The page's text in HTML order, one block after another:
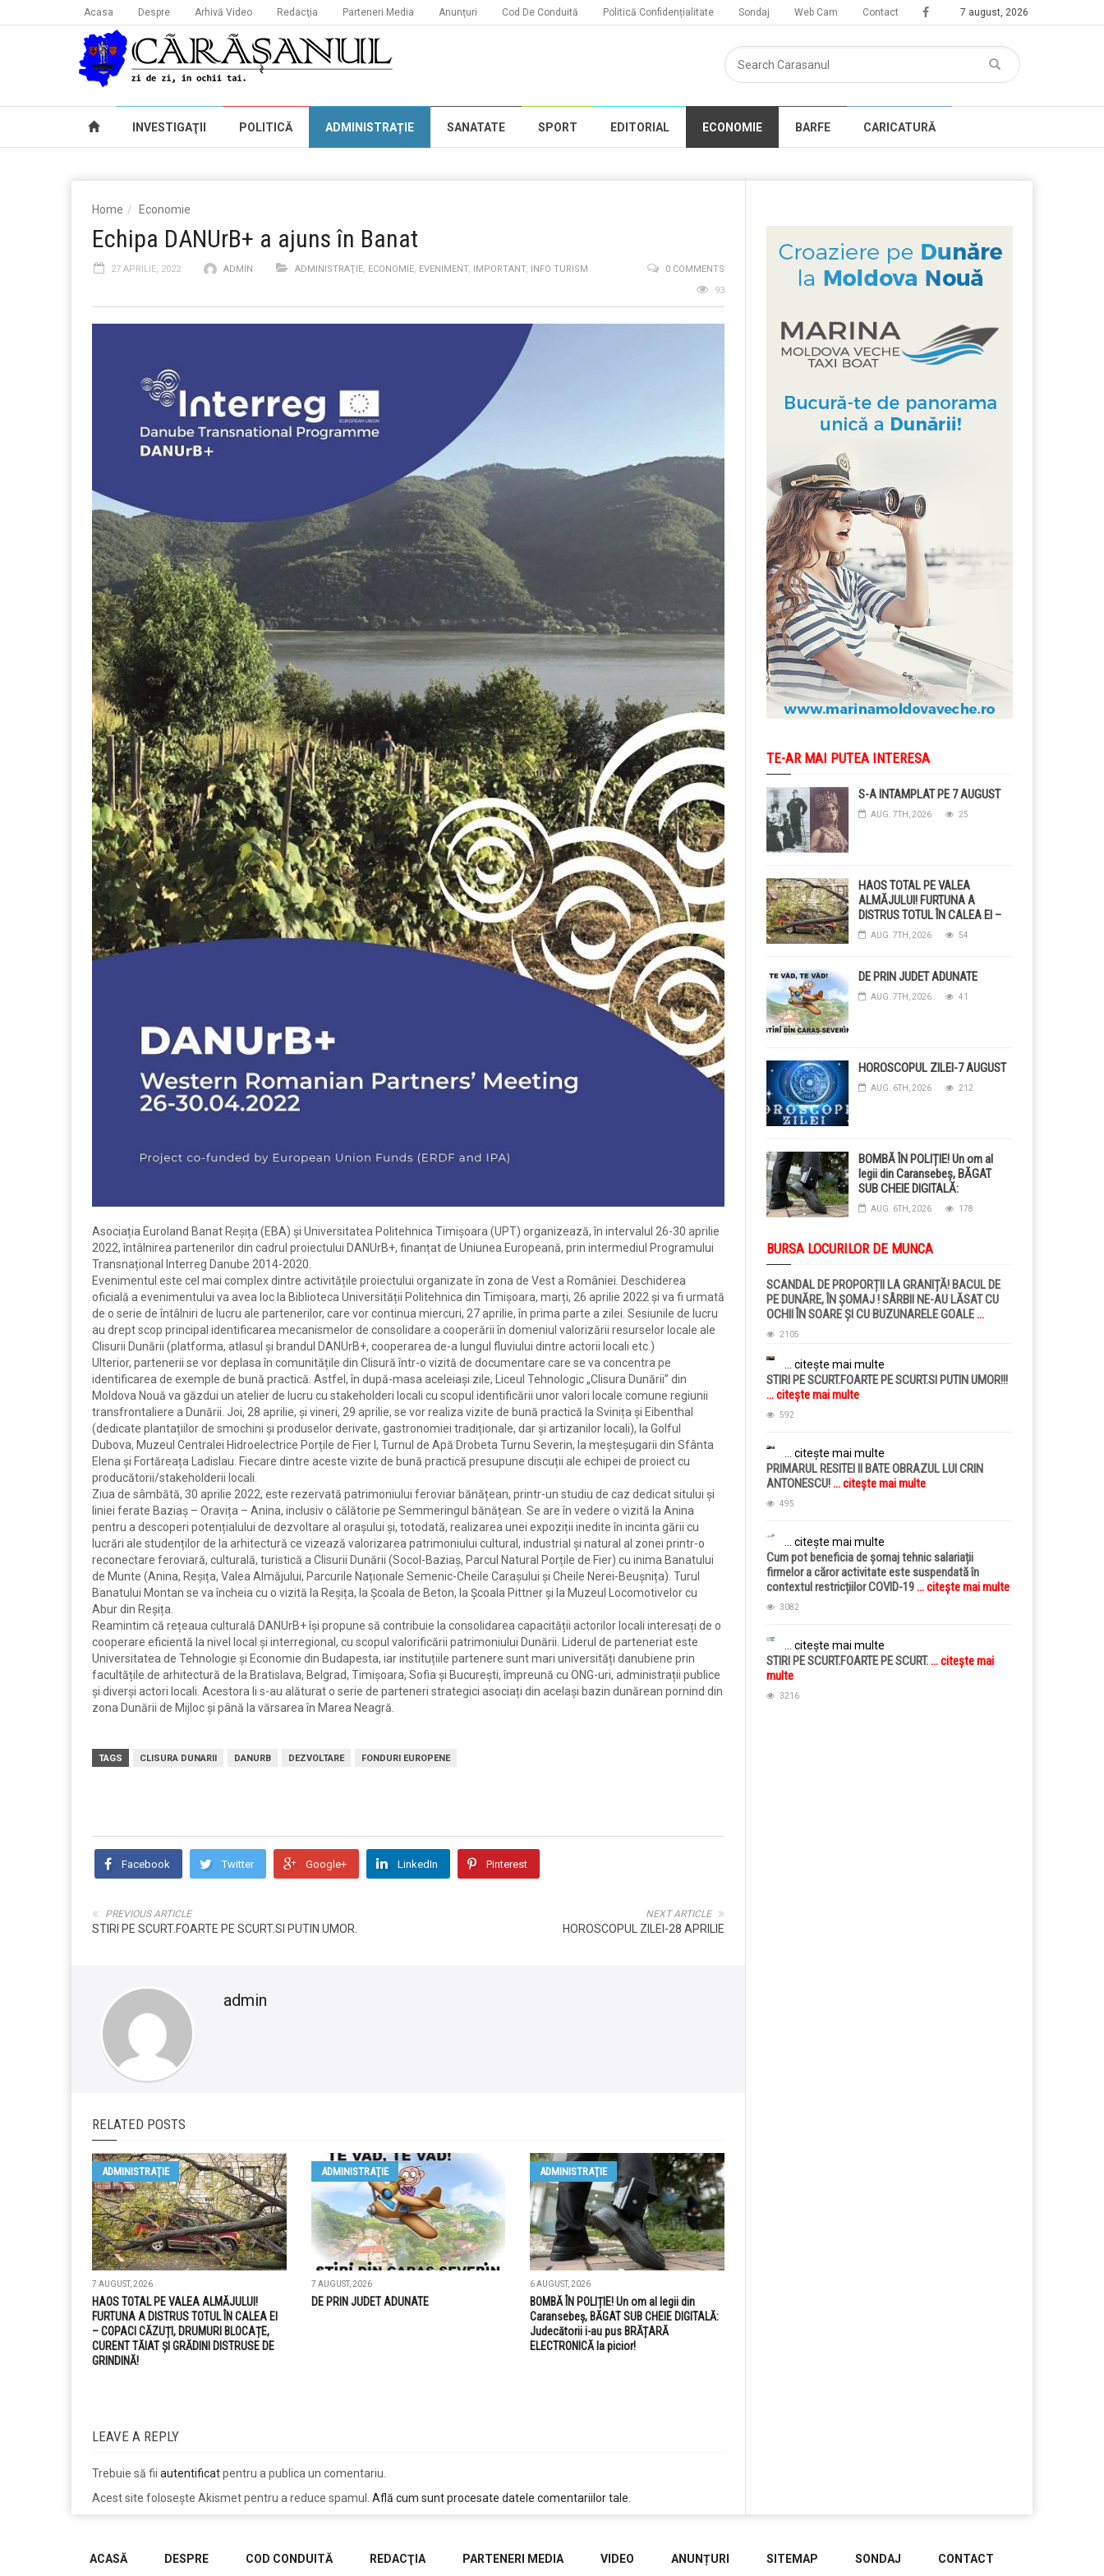
7 august, 2026
Acasa Despre Arhivă Video Redacţia Parteneri Media Anunțuri Cod De Conduită Politică Confidențialitate Sondaj Web Cam Contact
INVESTIGAŢII POLITICĂ ADMINISTRAȚIE SANATATE SPORT EDITORIAL ECONOMIE BARFE CARICATURĂ
Home Economie
Echipa DANUrB+ a ajuns în Banat
27 APRILIE, 2022 ADMIN ADMINISTRAŢIE, ECONOMIE, EVENIMENT, IMPORTANT, INFO TURISM
0 COMMENTS
93
Asociația Euroland Banat Reșița (EBA) și Universitatea Politehnica Timișoara (UPT) organizează, în intervalul 26-30 aprilie
2022, întâlnirea partenerilor din cadrul proiectului DANUrB+, finanțat de Uniunea Europeană, prin intermediul Programului
Transnațional Interreg Danube 2014-2020.
Evenimentul este cel mai complex dintre activitățile proiectului organizate în zona de Vest a României. Deschiderea
oficială a evenimentului va avea loc la Biblioteca Universității Politehnica din Timișoara, marți, 26 aprilie 2022 și va fi urmată
de o serie de întâlniri de lucru ale partenerilor, care vor continua miercuri, 27 aprilie, în prima parte a zilei. Sesiunile de lucru
au drept scop principal identificarea mecanismelor de consolidare a cooperării în domeniul valorizării resurselor locale ale
Clisurii Dunării (platforma, atlasul și brandul DANUrB+, cooperarea de-a lungul fluviului dintre actorii locali etc.)
Ulterior, partenerii se vor deplasa în comunitățile din Clisură într-o vizită de documentare care se va concentra pe
identificarea de exemple de bună practică. Astfel, în după-masa aceleiași zile, Liceul Tehnologic „Clisura Dunării” din
Moldova Nouă va găzdui un atelier de lucru cu stakeholderi locali cu scopul identificării unor valori locale comune regiunii
transfrontaliere a Dunării. Joi, 28 aprilie, și vineri, 29 aprilie, se vor realiza vizite de bună practică la Svinița și Eibenthal
(dedicate plantațiilor de smochini și produselor derivate, gastronomiei tradiționale, dar și artizanilor locali), la Golful
Dubova, Muzeul Centralei Hidroelectrice Porțile de Fier I, Turnul de Apă Drobeta Turnu Severin, la meșteșugarii din Sfânta
Elena și Fortăreața Ladislau. Fiecare dintre aceste vizite de bună practică presupune discuții ale echipei de proiect cu
producătorii/stakeholderii locali.
Ziua de sâmbătă, 30 aprilie 2022, este rezervată patrimoniului feroviar bănățean, printr-un studiu de caz dedicat sitului și
liniei ferate Baziaș – Oravița – Anina, inclusiv o călătorie pe Semmeringul bănățean. Se are în vedere o vizită la Anina
pentru a descoperi potențialului de dezvoltare al orașului și, totodată, realizarea unei expoziții inedite în incinta gării cu
lucrări ale studenților de la arhitectură ce vizează valorizarea patrimoniului cultural, industrial și natural al zonei printr-o
reconectare feroviară, culturală, turistică a Clisurii Dunării (Socol-Baziaș, Parcul Natural Porțile de Fier) cu inima Banatului
de Munte (Anina, Reșița, Valea Almăjului, Parcurile Naționale Semenic-Cheile Carașului și Cheile Nerei-Beușnița). Turul
Banatului Montan se va încheia cu o vizită la Reșița, la Școala de Beton, la Școala Pittner și la Muzeul Locomotivelor cu
Abur din Reșița.
Reamintim că rețeaua culturală DANUrB+ își propune să contribuie la consolidarea capacității actorilor locali interesați de o
cooperare eficientă la nivel local și interregional, cu scopul valorificării patrimoniului Dunării. Liderul de parteneriat este
Universitatea de Tehnologie și Economie din Budapesta, iar instituțiile partenere sunt mari universități danubiene prin
facultățile de arhitectură de la Bratislava, Belgrad, Timișoara, Sofia și București, împreună cu ONG-uri, administrații publice
și diverși actori locali. Acestora li s-au alăturat o serie de parteneri strategici asociați din același bazin dunărean pornind din
zona Dunării de Mijloc și până la vărsarea în Marea Neagră.
TAGS CLISURA DUNARII DANURB DEZVOLTARE FONDURI EUROPENE
Facebook Twitter Google+ LinkedIn Pinterest
NEXT ARTICLE
HOROSCOPUL ZILEI-28 APRILIE
PREVIOUS ARTICLE
STIRI PE SCURT.FOARTE PE SCURT.SI PUTIN UMOR.
admin
RELATED POSTS
ADMINISTRAŢIE
7 AUGUST, 2026
HAOS TOTAL PE VALEA ALMĂJULUI!
FURTUNA A DISTRUS TOTUL ÎN CALEA EI
– COPACI CĂZUȚI, DRUMURI BLOCAȚE,
CURENT TĂIAT ȘI GRĂDINI DISTRUSE DE
GRINDINĂ!
ADMINISTRAŢIE
7 AUGUST, 2026
DE PRIN JUDET ADUNATE
ADMINISTRAŢIE
6 AUGUST, 2026
BOMBĂ ÎN POLIȚIE! Un om al legii din
Caransebeș, BĂGAT SUB CHEIE DIGITALĂ:
Judecătorii i-au pus BRĂȚARĂ
ELECTRONICĂ la picior!
LEAVE A REPLY
Trebuie să fii autentificatpentru a publica un comentariu.
Acest site folosește Akismet pentru a reduce spamul. Află cum sunt procesate datele comentariilor tale
TE-AR MAI PUTEA INTERESA
S-A INTAMPLAT PE 7 AUGUST
AUG. 7TH, 2026 25
HAOS TOTAL PE VALEA
ALMĂJULUI! FURTUNA A
DISTRUS TOTUL ÎN CALEA EI –
COPACI CĂZUȚI, DRUMURI
BLOCAȚE, CURENT TĂIAT ȘI
GRINDINĂ!
AUG. 7TH, 2026 54
DE PRIN JUDET ADUNATE
AUG. 7TH, 2026 41
HOROSCOPUL ZILEI-7 AUGUST
AUG. 6TH, 2026 212
BOMBĂ ÎN POLIȚIE! Un om al
legii din Caransebeș, BĂGAT
SUB CHEIE DIGITALĂ:
Judecătorii i-au pus BRĂȚARĂ
ELECTRONICĂ la picior!
AUG. 6TH, 2026 178
BURSA LOCURILOR DE MUNCA
SCANDAL DE PROPORȚII LA GRANIȚĂ! BACUL DE
PE DUNĂRE, ÎN ȘOMAJ ! SÂRBII NE-AU LĂSAT CU
OCHII ÎN SOARE ȘI CU BUZUNARELE GOALE...
citește mai multe
2105
... citește mai multe
STIRI PE SCURT.FOARTE PE SCURT.SI PUTIN UMOR!!!
... citește mai multe
592
... citește mai multe
PRIMARUL RESITEI II BATE OBRAZUL LUI CRIN
ANTONESCU!... citește mai multe
495
... citește mai multe
Cum pot beneficia de șomaj tehnic salariații
firmelor a căror activitate este suspendată în
contextul restricțiilor COVID-19... citește mai multe
3082
... citește mai multe
STIRI PE SCURT.FOARTE PE SCURT.... citește mai
multe
3216
ACASĂ DESPRE COD CONDUITĂ REDACŢIA PARTENERI MEDIA VIDEO ANUNȚURI SITEMAP SONDAJ CONTACT